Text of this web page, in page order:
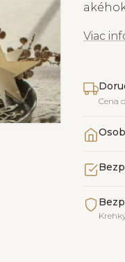
Viac
Cena